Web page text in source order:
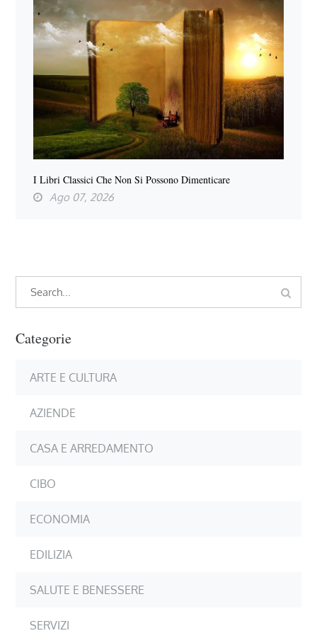
I Libri Classici Che Non Si Possono Dimenticare
Ago 07, 2026
for:
Search
Categorie
ARTE E CULTURA
AZIENDE
CASA E ARREDAMENTO
CIBO
ECONOMIA
EDILIZIA
SALUTE E BENESSERE
SERVIZI